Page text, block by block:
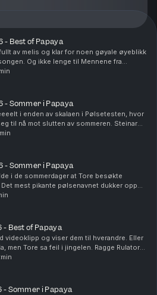
- Best of Papaya
av melis og klar for noen gøyale øyeblikk
Og ikke lenge til Mennene fra
er tilbake i sesong nå!
- Sommer i Papaya
i enden av skalaen i Pølsetesten, hvor
til nå mot slutten av sommeren. Steinar
66 og blir nesten drept. Det er
- Sommer i Papaya
i de sommerdager at Tore besøkte
mest pikante pølsenavnet dukker opp
i fryseren. Yes.
- Best of Papaya
videoklipp og viser dem til hverandre. Eller
men Tore sa feil i jingelen. Ragge Rulator
og Steinar utsettes for på-bekostnings-
- Sommer i Papaya